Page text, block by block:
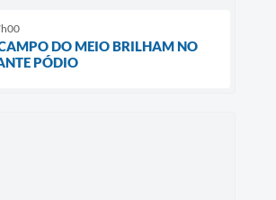
DO MEIO BRILHAM NO
PÓDIO